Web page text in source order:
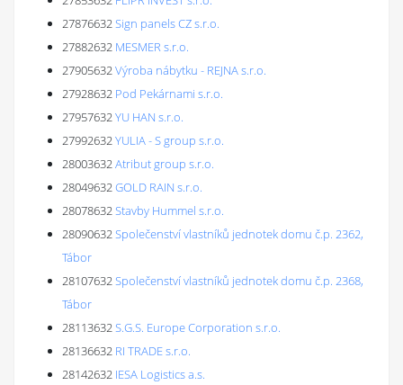
27876632Sign panels CZ s.r.o.
27882632 MESMER s.r.o.
27905632Výroba nábytku - REJNA s.r.o.
27928632 Pod Pekárnami s.r.o.
27957632YU HAN s.r.o.
27992632YULIA - S group s.r.o.
28003632Atribut group s.r.o.
28049632GOLD RAIN s.r.o.
28078632Stavby Hummel s.r.o.
28090632Společenství vlastníků jednotek domu č.p. 2362,
Tábor
28107632Společenství vlastníků jednotek domu č.p. 2368,
Tábor
28113632S.G.S. Europe Corporation s.r.o.
28136632 RI TRADE s.r.o.
28142632 IESA Logistics a.s.